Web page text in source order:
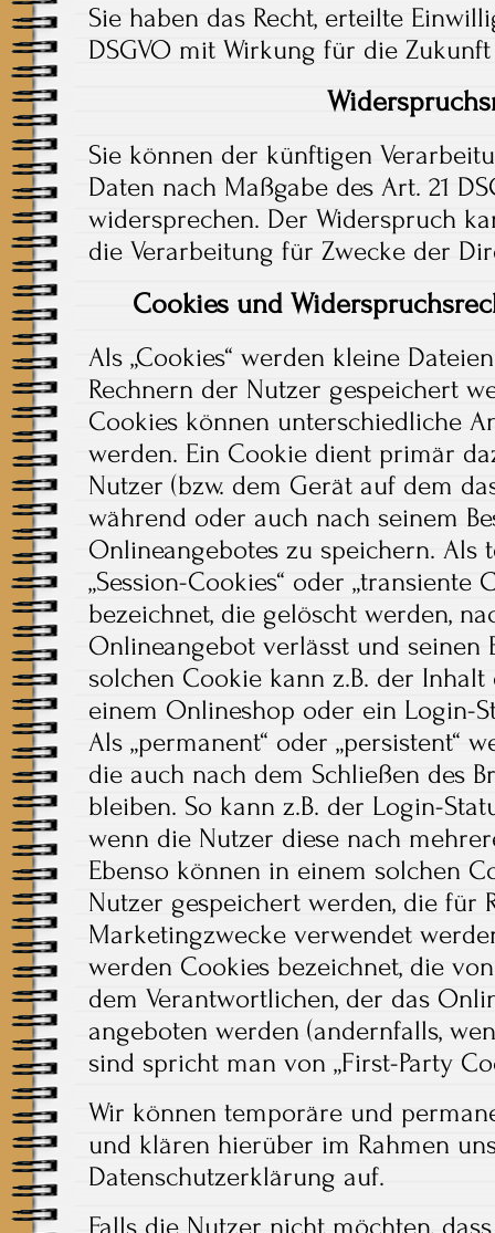
Sie haben das Recht, erteilte
DSGVO mit Wirkung für die
Sie können der künftigen
Daten nach Maßgabe des Art. 21
widersprechen. Der Widerspruch
die Verarbeitung für Zwecke der
Cookies und
Als „Cookies“ werden kleine
Rechnern der Nutzer gespeichert
Cookies können unterschiedliche
werden. Ein Cookie dient primär
Nutzer (bzw. dem Gerät auf dem
während oder auch nach seinem
Onlineangebotes zu speichern. Als
„Session-Cookies“ oder „transiente
bezeichnet, die gelöscht werden,
Onlineangebot verlässt und seinen
solchen Cookie kann z.B. der Inhalt
einem Onlineshop oder ein Login-
Als „permanent“ oder „persistent“
die auch nach dem Schließen des
bleiben. So kann z.B. der Login-
wenn die Nutzer diese nach
Ebenso können in einem solchen
Nutzer gespeichert werden, die für
Marketingzwecke verwendet
werden Cookies bezeichnet, die
dem Verantwortlichen, der das
angeboten werden (andernfalls,
sind spricht man von „First-Party
Wir können temporäre und
und klären hierüber im Rahmen
Datenschutzerklärung auf.
Falls die Nutzer nicht möchten,